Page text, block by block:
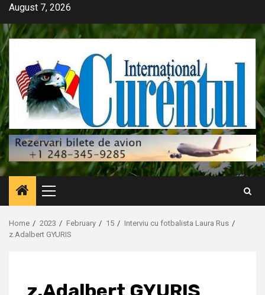
Skip
content
August 7, 2026
Primary
Menu
Home 2023 February 15
Interviu cu fotbalista Laura Rus
z.Adalbert GYURIS